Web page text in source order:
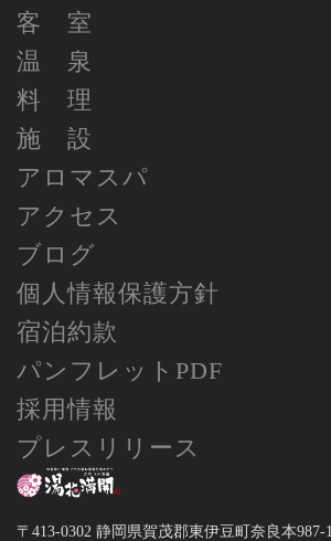
客 室
温 泉
料 理
施 設
アロマスパ
アクセス
ブログ
個人情報保護方針
宿泊約款
パンフレットPDF
採用情報
プレスリリース
〒413-0302 静岡県賀茂郡東伊豆町奈良本987-1